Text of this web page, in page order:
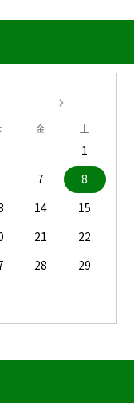
金 土
1
7
8
14
15
21
22
28
29